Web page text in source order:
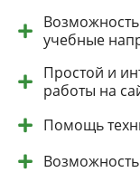
учебные
Простой и
работы на
Помощь